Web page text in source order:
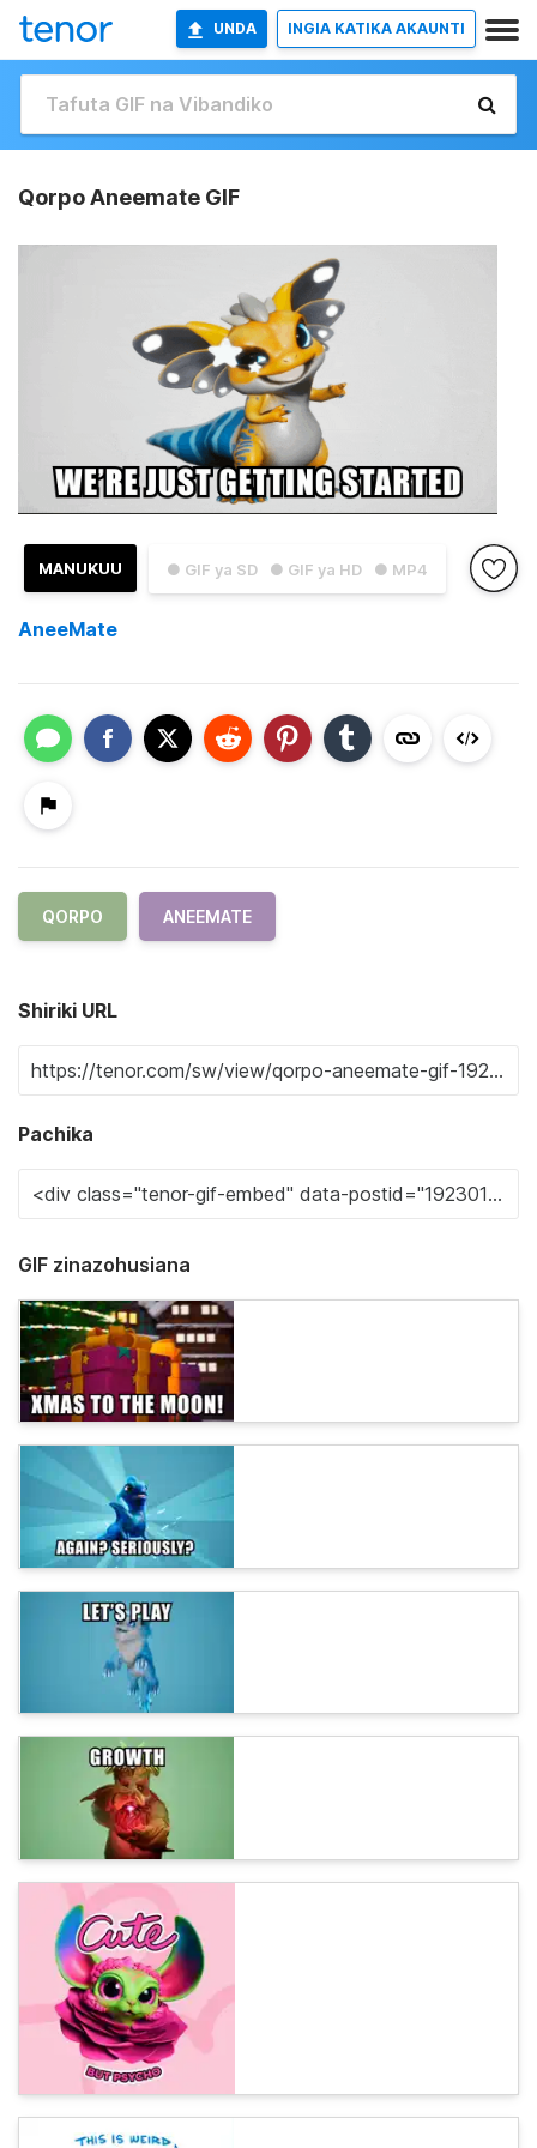
UNDA INGIA KATIKA AKAUNTI
Qorpo Aneemate GIF
● GIF ya SD ● GIF ya HD ● MP4
MANUKUU
AneeMate
QORPO ANEEMATE
Shiriki URL
Pachika
GIF zinazohusiana